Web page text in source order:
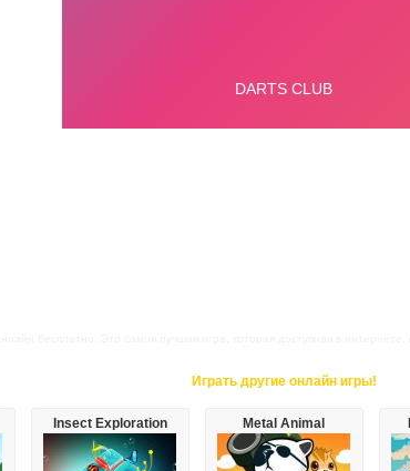
Играть другие онлайн игры!
Insect Exploration Metal Animal